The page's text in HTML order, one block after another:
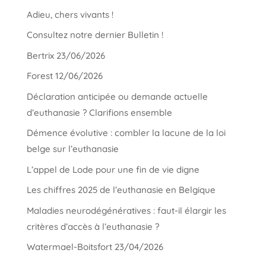
Adieu, chers vivants !
Consultez notre dernier Bulletin !
Bertrix 23/06/2026
Forest 12/06/2026
Déclaration anticipée ou demande actuelle
d’euthanasie ? Clarifions ensemble
Démence évolutive : combler la lacune de la loi
belge sur l’euthanasie
L’appel de Lode pour une fin de vie digne
Les chiffres 2025 de l’euthanasie en Belgique
Maladies neurodégénératives : faut-il élargir les
critères d’accès à l’euthanasie ?
Watermael-Boitsfort 23/04/2026